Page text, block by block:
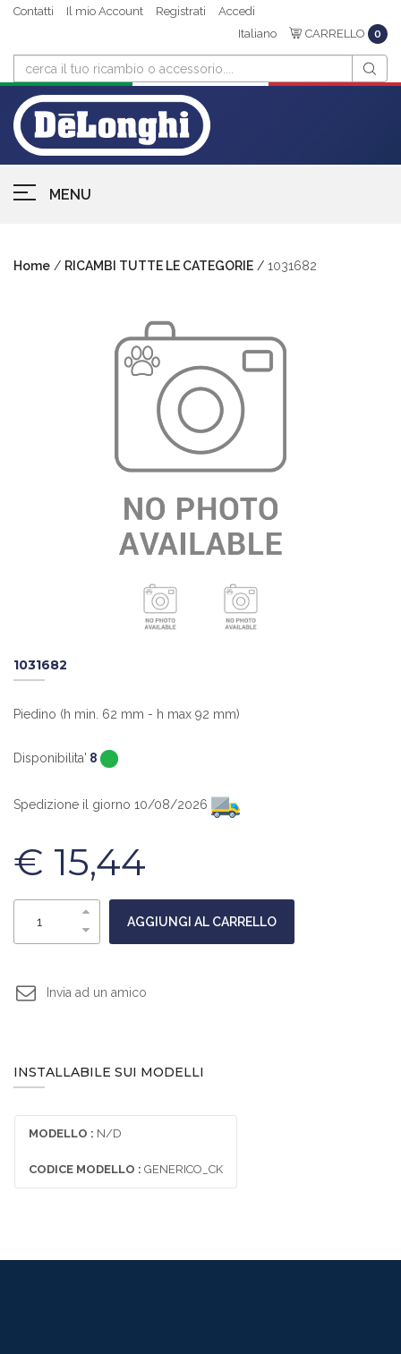
Contatti Il mio Account Registrati
Accedi
Italiano
CARRELLO 0
MENU
Home / RICAMBI TUTTE LE CATEGORIE / 1031682
1031682
Piedino (h min. 62 mm - h max 92 mm)
Disponibilita' 8
Spedizione il giorno 10/08/2026
€ 15,44
AGGIUNGI AL CARRELLO
Invia ad un amico
INSTALLABILE SUI MODELLI
MODELLO : N/D
CODICE MODELLO : GENERICO_CK